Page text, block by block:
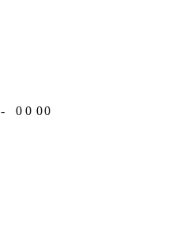
- 0 0 00